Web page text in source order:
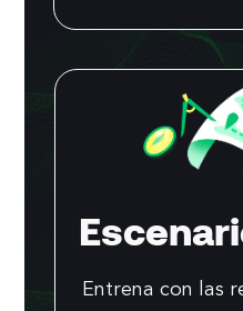
Entrena con las